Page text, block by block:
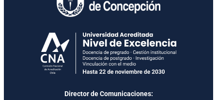
Director de Comunicaciones: